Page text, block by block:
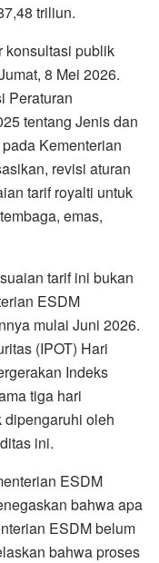
triliun.
konsultasi publik
8 Mei 2026.
Peraturan
tentang Jenis dan
Kementerian
revisi aturan
tarif royalti untuk
emas,
tarif ini bukan
ESDM
mulai Juni 2026.
(IPOT) Hari
Indeks
tiga hari
oleh
ini.
ESDM
bahwa apa
ESDM belum
bahwa proses